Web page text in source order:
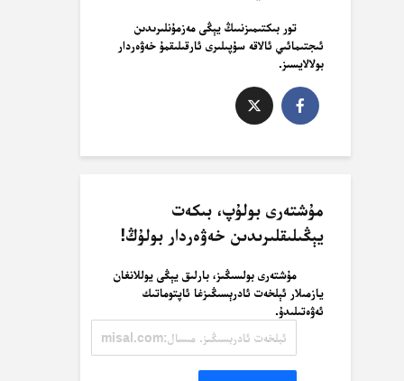
تور بىكتىمىزنىىڭ يېڭى مەزمۇنلىرىدىن
ئىجتىمائىي ئالاقە سۇپىلىرى ئارقىلىقمۇ خەۋەردار
بولالايسىز.
مۇشتەرى بولۇپ، بىكەت
يېڭىلىقلىرىدىن خەۋەردار بولۇڭ!
مۇشتەرى بولسىڭىز، بارلىق يېڭى يوللانغان
يازمىلار ئېلخەت ئادرېسىڭىزغا ئاپتوماتىك
ئەۋەتىلىدۇ.
ئادرېسىڭىز.